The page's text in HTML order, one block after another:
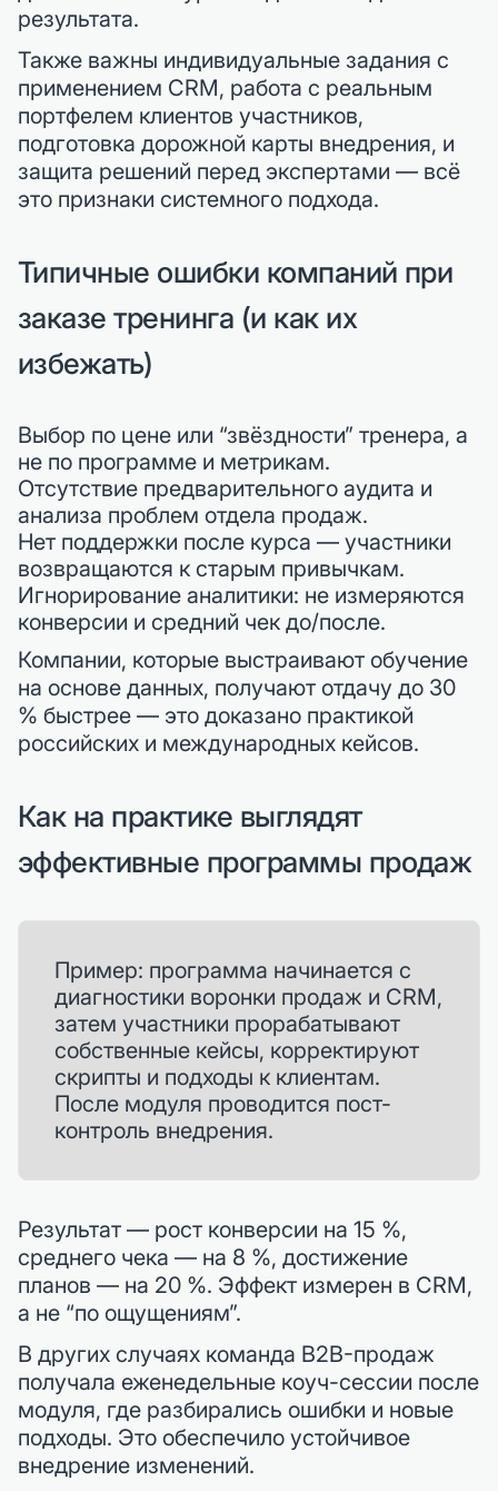
результата.
Также важны индивидуальные задания с
применением CRM, работа с реальным
портфелем клиентов участников,
подготовка дорожной карты внедрения, и
защита решений перед экспертами — всё
это признаки системного подхода.
Типичные ошибки компаний при
заказе тренинга (и как их
избежать)
Выбор по цене или “звёздности” тренера, а
не по программе и метрикам.
Отсутствие предварительного аудита и
анализа проблем отдела продаж.
Нет поддержки после курса — участники
возвращаются к старым привычкам.
Игнорирование аналитики: не измеряются
конверсии и средний чек до/после.
Компании, которые выстраивают обучение
на основе данных, получают отдачу до 30
% быстрее — это доказано практикой
российских и международных кейсов.
Как на практике выглядят
эффективные программы продаж
Пример: программа начинается с
диагностики воронки продаж и CRM,
затем участники прорабатывают
собственные кейсы, корректируют
скрипты и подходы к клиентам.
После модуля проводится пост-
контроль внедрения.
Результат — рост конверсии на 15 %,
среднего чека — на 8 %, достижение
планов — на 20 %. Эффект измерен в CRM,
а не “по ощущениям”.
В других случаях команда B2B-продаж
получала еженедельные коуч-сессии после
модуля, где разбирались ошибки и новые
подходы. Это обеспечило устойчивое
внедрение изменений.